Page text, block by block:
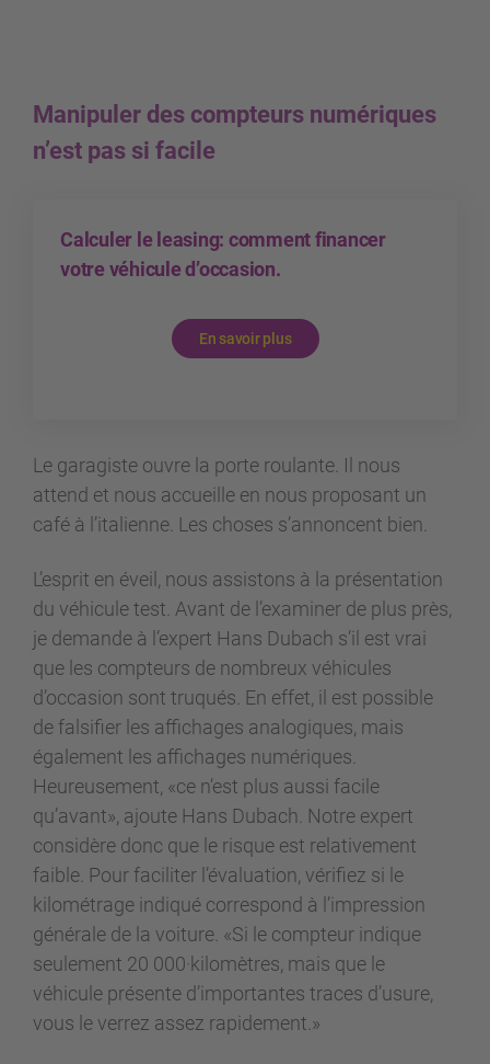
Manipuler des compteurs numériques
n’est pas si facile
Calculer le leasing: comment financer
votre véhicule d’occasion.
En savoir plus
Le garagiste ouvre la porte roulante. Il nous
attend et nous accueille en nous proposant un
café à l’italienne. Les choses s’annoncent bien.
L’esprit en éveil, nous assistons à la présentation
du véhicule test. Avant de l’examiner de plus près,
je demande à l’expert Hans Dubach s’il est vrai
que les compteurs de nombreux véhicules
d’occasion sont truqués. En effet, il est possible
de falsifier les affichages analogiques, mais
également les affichages numériques.
Heureusement, «ce n’est plus aussi facile
qu’avant», ajoute Hans Dubach. Notre expert
considère donc que le risque est relativement
faible. Pour faciliter l’évaluation, vérifiez si le
kilométrage indiqué correspond à l’impression
générale de la voiture. «Si le compteur indique
seulement 20 000·kilomètres, mais que le
véhicule présente d’importantes traces d’usure,
vous le verrez assez rapidement.»